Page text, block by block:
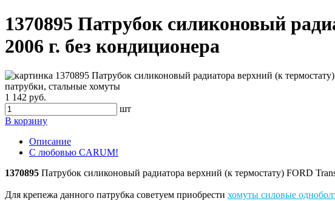
1370895 Патрубок силиконовый
2006 г. без кондиционера
1 142 руб.
шт
В корзину
Описание
С любовью CARUM!
1370895 Патрубок силиконовый радиатора верхний (к термостату) FORD
Для крепежа данного патрубка советуем приобрести хомуты силовые